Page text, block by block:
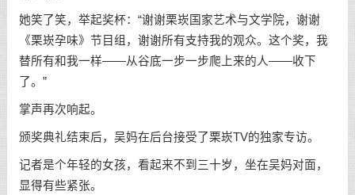
她笑了笑，举起奖杯：“谢谢栗崁国家艺术与文学院，谢谢
《栗崁孕味》节目组，谢谢所有支持我的观众。这个奖，我
替所有和我一样——从谷底一步一步爬上来的人——收下
了。”
掌声再次响起。
颁奖典礼结束后，吴妈在后台接受了栗崁TV的独家专访。
记者是个年轻的女孩，看起来不到三十岁，坐在吴妈对面，
显得有些紧张。